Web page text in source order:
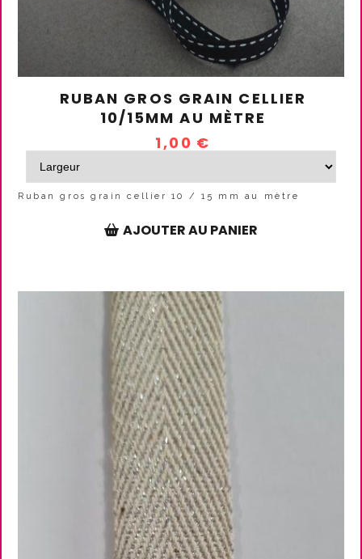
RUBAN GROS GRAIN CELLIER
10/15MM AU MÈTRE
1,00 €
Ruban gros grain cellier 10 / 15 mm au mètre
AJOUTER AU PANIER